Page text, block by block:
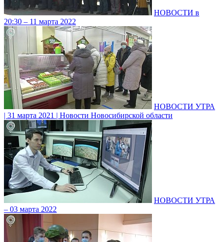
НОВОСТИ в
20:30 – 11 марта 2022
НОВОСТИ УТРА
| 31 марта 2021 | Новости Новосибирской области
НОВОСТИ УТРА
– 03 марта 2022